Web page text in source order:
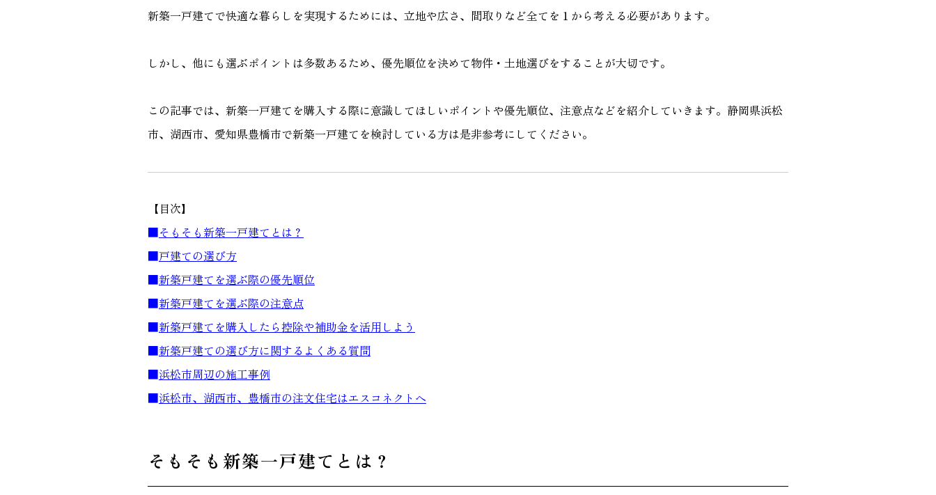
新築一戸建てで快適な暮らしを実現するためには、立地や広さ、間取りなど全てを１から考える必要があります。
しかし、他にも選ぶポイントは多数あるため、優先順位を決めて物件・土地選びをすることが大切です。
この記事では、新築一戸建てを購入する際に意識してほしいポイントや優先順位、注意点などを紹介していきます。静岡県浜松
市、湖西市、愛知県豊橋市で新築一戸建てを検討している方は是非参考にしてください。
【目次】
■そもそも新築一戸建てとは？
■戸建ての選び方
■新築戸建てを選ぶ際の優先順位
■新築戸建てを選ぶ際の注意点
■新築戸建てを購入したら控除や補助金を活用しよう
■新築戸建ての選び方に関するよくある質問
■浜松市周辺の施工事例
■浜松市、湖西市、豊橋市の注文住宅はエスコネクトへ
そもそも新築一戸建てとは？